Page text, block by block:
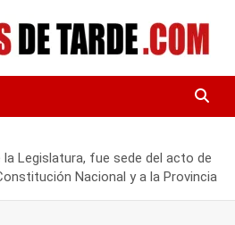
DE TARDE
la Legislatura, fue sede del acto de
Nacional y a la Provincia